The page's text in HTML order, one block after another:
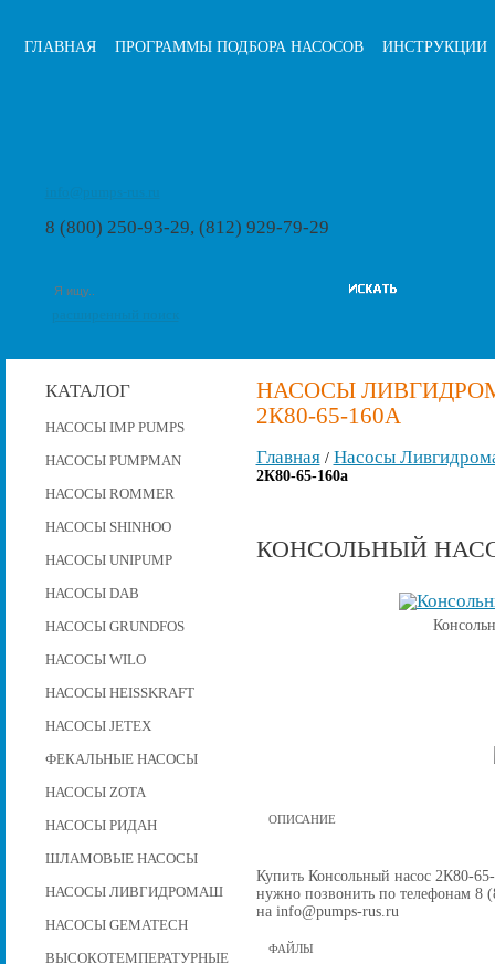
ГЛАВНАЯ ПРОГРАММЫ ПОДБОРА НАСОСОВ ИНСТРУКЦИИ
8 (800) 250-93-29, (812) 929-79-29
КАТАЛОГ
НАСОСЫ IMP PUMPS
НАСОСЫ PUMPMAN
НАСОСЫ ROMMER
НАСОСЫ SHINHOO
НАСОСЫ UNIPUMP
НАСОСЫ DAB
НАСОСЫ GRUNDFOS
НАСОСЫ WILO
НАСОСЫ HEISSKRAFT
НАСОСЫ JETEX
ФЕКАЛЬНЫЕ НАСОСЫ
НАСОСЫ ZOTA
НАСОСЫ РИДАН
ШЛАМОВЫЕ НАСОСЫ
НАСОСЫ ЛИВГИДРОМАШ
НАСОСЫ GEMATECH
ВЫСОКОТЕМПЕРАТУРНЫЕ
НАСОСЫ
2К80-65-160А
Главная/ Насосы
2К80-65-160а
КОНСОЛЬНЫЙ
ОПИСАНИЕ
Купить Консольный насос 2К80-
нужно позвонить по телефонам 8
на info@pumps-rus.ru
ФАЙЛЫ